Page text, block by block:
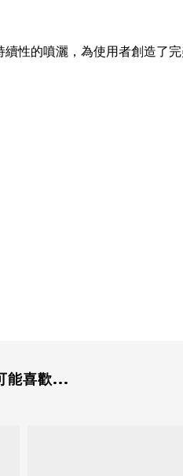
性的噴灑，為使用者創造了
能喜歡...